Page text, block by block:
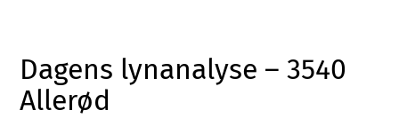
Dagens lynanalyse – 3540
Allerød